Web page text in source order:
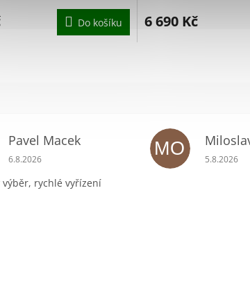
Do košíku 6 690 Kč
Pavel Macek
Hodnocení obchodu je 5 z 5 hvězdiček.
6.8.2026
výběr, rychlé vyřízení
MO
5.8.2026